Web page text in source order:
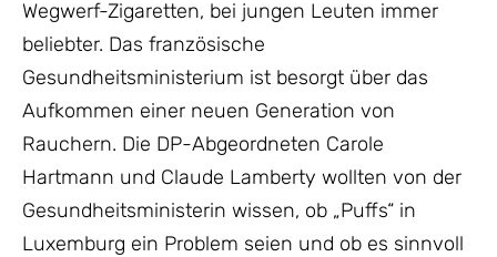
Wegwerf-Zigaretten, bei jungen Leuten immer
beliebter. Das französische
Gesundheitsministerium ist besorgt über das
Aufkommen einer neuen Generation von
Rauchern. Die DP-Abgeordneten Carole
Hartmann und Claude Lamberty wollten von der
Gesundheitsministerin wissen, ob „Puffs“ in
Luxemburg ein Problem seien und ob es sinnvoll